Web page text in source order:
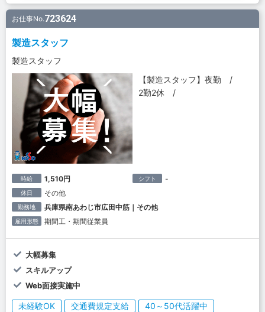
お仕事No.723624
製造スタッフ
製造スタッフ
【製造スタッフ】夜勤 /
2勤2休 /
時給 1,510円 シフト -
休日 その他
勤務地 兵庫県南あわじ市広田中筋｜その他
雇用形態 期間工・期間従業員
大幅募集
スキルアップ
Web面接実施中
未経験OK 交通費規定支給
40～50代活躍中